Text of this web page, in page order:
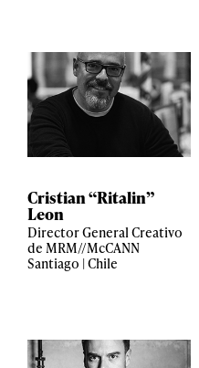
Cristian “Ritalin”
Leon
Director General Creativo
de MRM//McCANN
Santiago | Chile